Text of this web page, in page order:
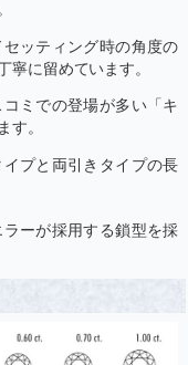
ッティング時の角度の
寧に留めています。
ミでの登場が多い「キ
す。
プと両引きタイプの長
ーが採用する鎖型を採